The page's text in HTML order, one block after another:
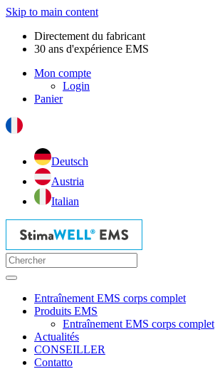
Skip to main content
Directement du fabricant
30 ans d'expérience EMS
Mon compte
Login
Panier
Deutsch
Austria
Italian
Entraînement EMS corps complet
Produits EMS
Entraînement EMS corps complet
Actualités
CONSEILLER
Contatto